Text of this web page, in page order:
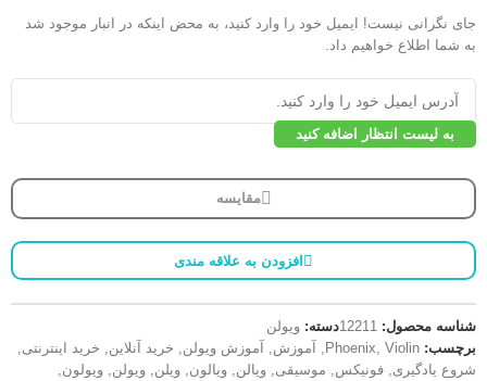
جای نگرانی نیست! ایمیل خود را وارد کنید، به محض اینکه در انبار موجود شد
به شما اطلاع خواهیم داد.
به لیست انتظار اضافه کنید
مقایسه
افزودن به علاقه مندی
شناسه محصول: 12211دسته: ویولن
برچسب:
Phoenix, Violin
, آموزش, آموزش ویولن, خرید آنلاین, خرید اینترنتی,
شروع یادگیری, فونیکس, موسیقی, ویالن, ویالون, ویلن, ویولن, ویولون,